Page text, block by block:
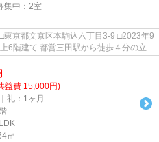
中： 2室
文京区本駒込六丁目3-9 □2023年9
歩４分の立地
益費 15,000円)
礼：1ヶ月
㎡